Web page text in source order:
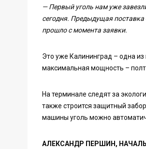
— Первый уголь нам уже
сегодня. Предыдущая поставка
прошло с момента заявки.
Это уже Калининград – одна
максимальная мощность –
На терминале следят за
также строится защитный
машины уголь можно
АЛЕКСАНДР ПЕРШИН,